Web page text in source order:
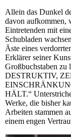
Allein das Dunkel
davon aufkommen,
Eintretenden mit
Schubladen
Äste eines
Erklärer seiner
Großbuchstaben
DESTRUKTIV,
HÄLT.“
Werke, die bisher
Arbeiten stammen
einem engen